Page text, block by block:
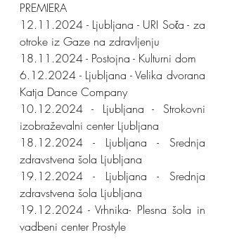
PREMIERA
12.11.2024 - Ljubljana - URI Soča - za
otroke iz Gaze na zdravljenju
18.11.2024 - Postojna - Kulturni dom
6.12.2024 - Ljubljana - Velika dvorana
Katja Dance Company
10.12.2024 - Ljubljana - Strokovni
izobraževalni center Ljubljana
18.12.2024 - Ljubljana - Srednja
zdravstvena šola Ljubljana
19.12.2024 - Ljubljana - Srednja
zdravstvena šola Ljubljana
19.12.2024 - Vrhnika- Plesna šola in
vadbeni center Prostyle